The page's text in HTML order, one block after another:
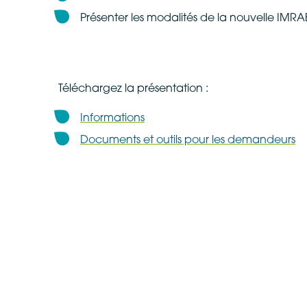
Présenter les modalités de la nouvelle
Téléchargez la présentation :
Informations
Documents et outils pour les demandeurs